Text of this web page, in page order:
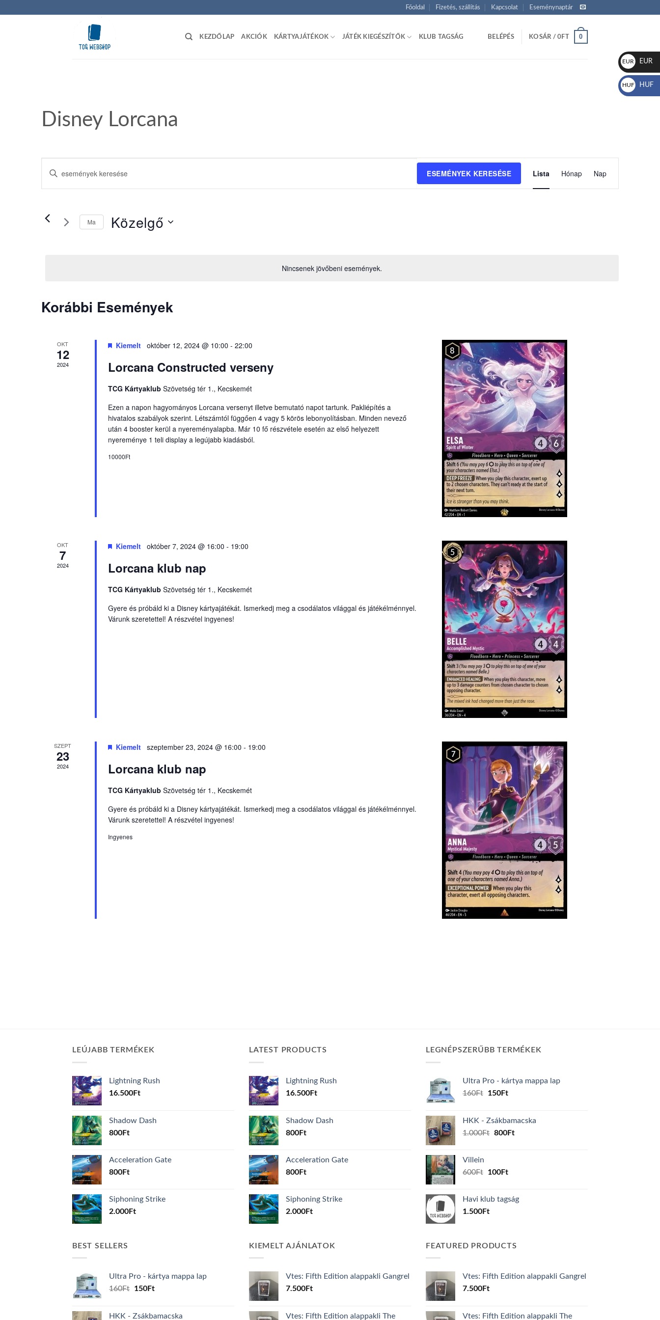
Főoldal Fizetés, szállítás Kapcsolat Eseménynaptár
KEZDŐLAP AKCIÓK KÁRTYAJÁTÉKOK JÁTÉK KIEGÉSZÍTŐK KLUB TAGSÁG BELÉPÉS KOSÁR /0FT 0
Disney Lorcana
Nincsenek jövőbeni események.
keresése
nézet
választás
Írja
Keresse
ESEMÉNYEK KERESÉSE Lista Hónap Nap
Ma Közelgő
Korábbi Események
OKT
12
2024
Kiemelt október 12, 2024 @ 10:00 - 22:00
Lorcana Constructed verseny
TCG Kártyaklub Szövetség tér 1., Kecskemét
Ezen a napon hagyományos Lorcana versenyt illetve bemutató napot tartunk. Pakliépítés a
hivatalos szabályok szerint. Létszámtól függően 4 vagy 5 körös lebonyolításban. Minden nevező
után 4 booster kerül a nyereményalapba. Már 10 fő részvétele esetén az első helyezett
nyereménye 1 teli display a legújabb kiadásból.
10000Ft
OKT
7
2024
Kiemelt október 7, 2024 @ 16:00 - 19:00
Lorcana klub nap
TCG Kártyaklub Szövetség tér 1., Kecskemét
Gyere és próbáld ki a Disney kártyajátékát. Ismerkedj meg a csodálatos világgal és játékélménnyel.
Várunk szeretettel! A részvétel ingyenes!
SZEPT
23
2024
Kiemelt szeptember 23, 2024 @ 16:00 - 19:00
Lorcana klub nap
TCG Kártyaklub Szövetség tér 1., Kecskemét
Gyere és próbáld ki a Disney kártyajátékát. Ismerkedj meg a csodálatos világgal és játékélménnyel.
Várunk szeretettel! A részvétel ingyenes!
Ingyenes
LEÚJABB TERMÉKEK
Lightning Rush
16.500Ft
Shadow Dash
800Ft
Acceleration Gate
800Ft
Siphoning Strike
2.000Ft
LATEST PRODUCTS
Lightning Rush
16.500Ft
Shadow Dash
800Ft
Acceleration Gate
800Ft
Siphoning Strike
2.000Ft
LEGNÉPSZERŰBB TERMÉKEK
Ultra Pro - kártya mappa lap
160Ft
Original
160Ft.
150FtCurrent
150Ft.
HKK - Zsákbamacska
1.000Ft Original
800FtCurrent
Villein
600Ft
Original
600Ft.
100FtCurrent
100Ft.
Havi klub tagság
1.500Ft
BEST SELLERS
Ultra Pro - kártya mappa lap
160Ft
Original
150FtCurrent
HKK - Zsákbamacska
KIEMELT AJÁNLATOK
Vtes: Fifth Edition alappakli Gangrel
7.500Ft
Vtes: Fifth Edition alappakli The
FEATURED PRODUCTS
Vtes: Fifth Edition alappakli Gangrel
7.500Ft
Vtes: Fifth Edition alappakli The
EUR
€
EUR
HUF
Ft
HUF